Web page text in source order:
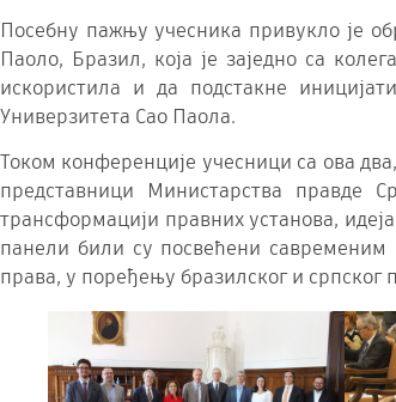
Посебну пажњу учесника привукло је
Паоло, Бразил, која је заједно са
искористила и да подстакне
Универзитета Сао Паола.
Током конференције учесници са ова
представници Министарства правде
трансформацији правних установа,
панели били су посвећени
права, у поређењу бразилског и српског